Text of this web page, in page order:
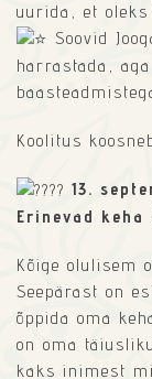
uurida, et
Soovid
harrastada,
Koolitus
13.
Erinevad
Kõige olulisem
Seepärast on
õppida oma
on oma
kaks inimest